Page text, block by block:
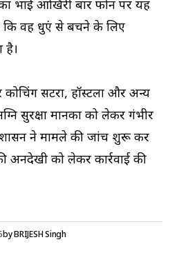
भाई आखिरी बार फोन पर यह
वह धुएं से बचने के लिए
है।
सेंटरों, हॉस्टलों और अन्य
सुरक्षा मानकों को लेकर गंभीर
ने मामले की जांच शुरू कर
अनदेखी को लेकर कार्रवाई की
byBRIJESH Singh